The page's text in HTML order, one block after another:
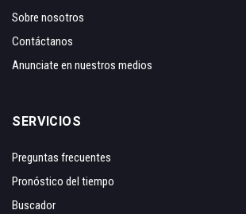
Sobre nosotros
Contáctanos
Anunciate en nuestros medios
SERVICIOS
Preguntas frecuentes
Pronóstico del tiempo
Buscador